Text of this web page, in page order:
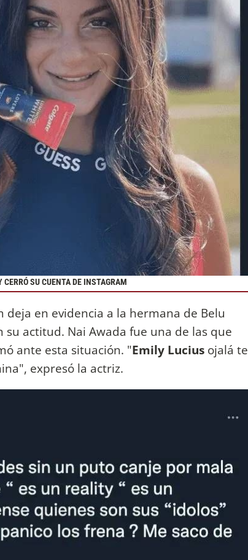
SU CUENTA DE INSTAGRAM
en evidencia a la hermana de Belu
actitud. Nai Awada fue una de las que
ante esta situación. "Emily Lucius ojalá te
expresó la actriz.